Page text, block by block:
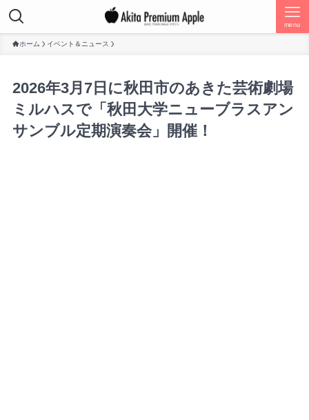
menu
ホーム イベント＆ニュース
2026年3月7日に秋田市のあきた芸術劇場
ミルハスで「秋田大学ニューブラスアン
サンブル定期演奏会」開催！